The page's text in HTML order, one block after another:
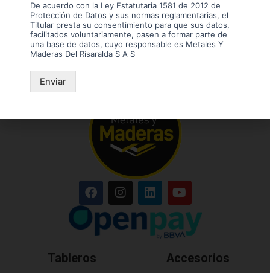
Tableros Accesorios
De acuerdo con la Ley Estatutaria 1581 de 2012 de
Protección de Datos y sus normas reglamentarias, el
Titular presta su consentimiento para que sus datos,
facilitados voluntariamente, pasen a formar parte de
una base de datos, cuyo responsable es Metales Y
Maderas Del Risaralda S A S
Enviar